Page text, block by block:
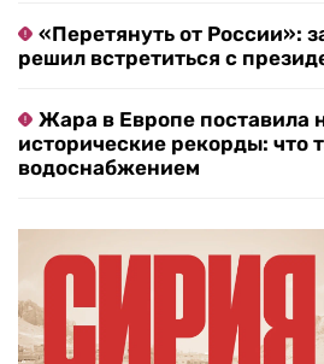
«Перетянуть от России»:
решил встретиться с
Жара в Европе поставила
исторические рекорды: что
водоснабжением